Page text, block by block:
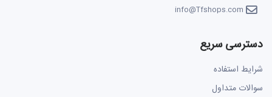
info@Tfshops.com
دسترسی سریع
شرایط استفاده
سوالات متداول